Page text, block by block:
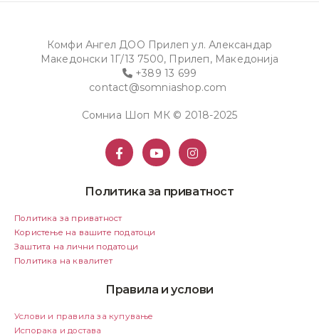
Комфи Ангел ДОО Прилеп ул. Александар
Македонски 1Г/13 7500, Прилеп, Македонија
+389 13 699
contact@somniashop.com
Сомниа Шоп МК © 2018-2025
Политика за приватност
Политика за приватност
Користење на вашите податоци
Заштита на лични податоци
Политика на квалитет
Правила и услови
Услови и правила за купување
Испорака и достава